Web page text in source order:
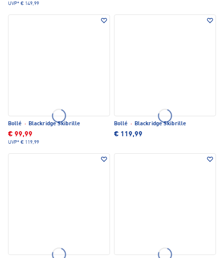
UVP* € 149,99
Bollé · Blackridge Skibrille
€ 99,99
UVP* € 119,99
Bollé · Blackridge Skibrille
€ 119,99